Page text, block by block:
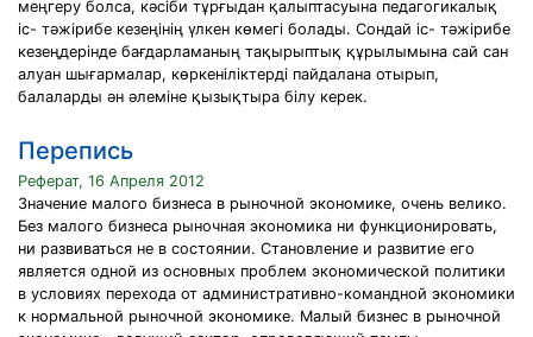
меңгеру болса, кәсіби тұрғыдан қалыптасуына педагогикалық
іс- тәжірибе кезеңінің үлкен көмегі болады. Сондай іс- тәжірибе
кезеңдерінде бағдарламаның тақырыптық құрылымына сай сан
алуан шығармалар, көркеніліктерді пайдалана отырып,
балаларды ән әлеміне қызықтыра білу керек.
Перепись
Реферат, 16 Апреля 2012
Значение малого бизнеса в рыночной экономике, очень велико.
Без малого бизнеса рыночная экономика ни функционировать,
ни развиваться не в состоянии. Становление и развитие его
является одной из основных проблем экономической политики
в условиях перехода от административно-командной экономики
к нормальной рыночной экономике. Малый бизнес в рыночной